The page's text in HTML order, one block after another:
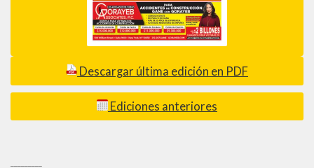
Descargar última edición en PDF
Ediciones anteriores